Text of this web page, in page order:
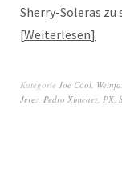
Sherry-Soleras
Weiterlesen
Kategorie Joe Cool
Jerez Pedro Ximenez PX